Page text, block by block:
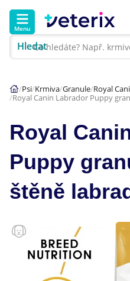
Menu
Hledat
Hlavní kategorie
Akce
Psi
Kočky
Veterinární diety
Dárkové poukazy
Psi Krmiva Granule Royal
Royal Canin Labrador Puppy
Royal
Puppy
štěně